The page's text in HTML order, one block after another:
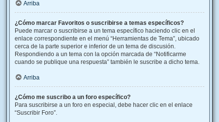
Arriba
¿Cómo marcar Favoritos o suscribirse a temas específicos?
Puede marcar o suscribirse a un tema específico haciendo clic en el
enlace correspondiente en el menú “Herramientas de Tema”, ubicado
cerca de la parte superior e inferior de un tema de discusión.
Respondiendo a un tema con la opción marcada de “Notificarme
cuando se publique una respuesta” también le suscribe a dicho tema.
Arriba
¿Cómo me suscribo a un foro específico?
Para suscribirse a un foro en especial, debe hacer clic en el enlace
“Suscribir Foro”.